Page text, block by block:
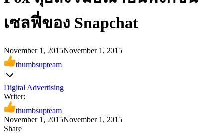
เซลฟี่ของ Snapchat
November 1, 2015November 1, 2015
thumbsupteam
Digital Advertising
Writer:
thumbsupteam
November 1, 2015November 1, 2015
Share